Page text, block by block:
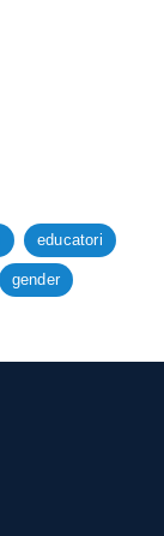
educatori
gender